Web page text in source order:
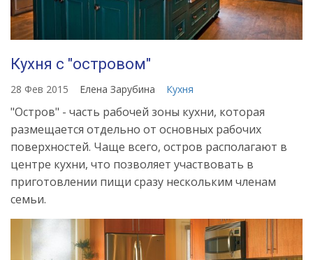
Кухня с "островом"
28 Фев 2015 Елена Зарубина Кухня
"Остров" - часть рабочей зоны кухни, которая
размещается отдельно от основных рабочих
поверхностей. Чаще всего, остров располагают в
центре кухни, что позволяет участвовать в
приготовлении пищи сразу нескольким членам
семьи.